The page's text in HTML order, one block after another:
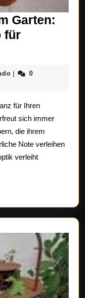
Garten:
für
elsotanosellado
0
für Ihren
sich immer
die ihrem
Note verleihen
verleiht